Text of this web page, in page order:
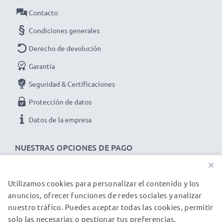
NUESTRAS OPCIONES DE PAGO
Contacto
Condiciones generales
Derecho de devolución
Garantía
Seguridad & Certificaciones
Protección de datos
Datos de la empresa
NUESTROS PARTNERS DE ENVÍO
×
Utilizamos cookies para personalizar el contenido y los
anuncios, ofrecer funciones de redes sociales y analizar
nuestro tráfico. Puedes aceptar todas las cookies, permitir
solo las necesarias o gestionar tus preferencias.